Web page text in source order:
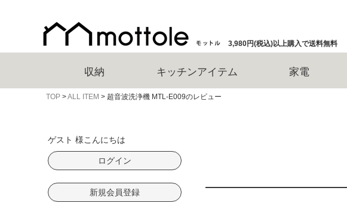
3,980円(税込)以上購入で送料無料
収納 キッチンアイテム 家電
TOP ALL ITEM 超音波洗浄機 MTL-E009のレビュー
ゲスト 様こんにちは
ログイン
新規会員登録